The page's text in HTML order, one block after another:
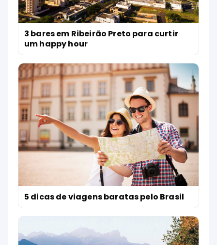
3 bares em Ribeirão Preto para curtir
um happy hour
5 dicas de viagens baratas pelo Brasil